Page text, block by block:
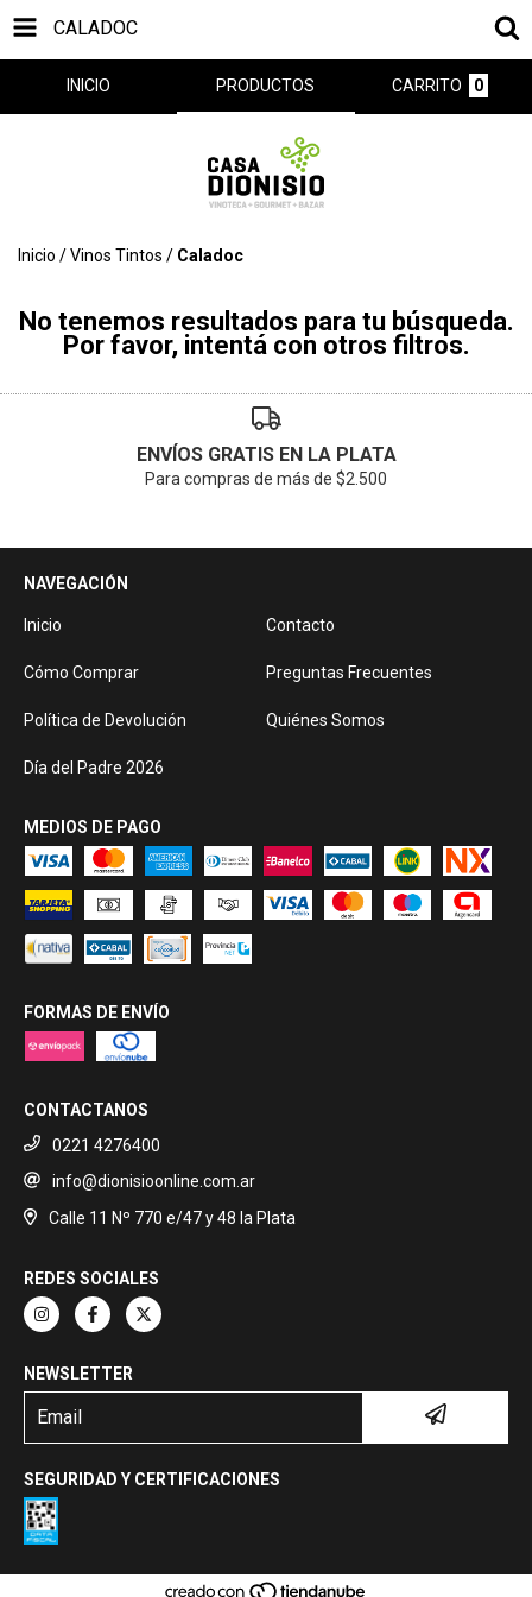
CALADOC
INICIO PRODUCTOS CARRITO 0
Inicio /Vinos Tintos / Caladoc
No tenemos resultados para tu búsqueda.
Por favor, intentá con otros filtros.
ENVÍOS GRATIS EN LA PLATA
Para compras de más de $2.500
NAVEGACIÓN
Inicio Contacto
Cómo Comprar Preguntas Frecuentes
Política de Devolución Quiénes Somos
Día del Padre 2026
MEDIOS DE PAGO
FORMAS DE ENVÍO
CONTACTANOS
0221 4276400
info@dionisioonline.com.ar
Calle 11 Nº 770 e/47 y 48 la Plata
REDES SOCIALES
NEWSLETTER
SEGURIDAD Y CERTIFICACIONES